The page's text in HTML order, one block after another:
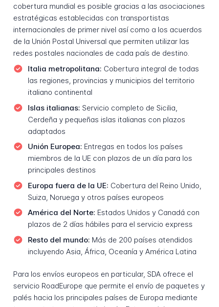
cobertura mundial es posible gracias a las asociaciones
estratégicas establecidas con transportistas
internacionales de primer nivel así como a los acuerdos
de la Unión Postal Universal que permiten utilizar las
redes postales nacionales de cada país de destino.
Italia metropolitana: Cobertura integral de todas
las regiones, provincias y municipios del territorio
italiano continental
Islas italianas: Servicio completo de Sicilia,
Cerdeña y pequeñas islas italianas con plazos
adaptados
Unión Europea: Entregas en todos los países
miembros de la UE con plazos de un día para los
principales destinos
Europa fuera de la UE: Cobertura del Reino Unido,
Suiza, Noruega y otros países europeos
América del Norte: Estados Unidos y Canadá con
plazos de 2 días hábiles para el servicio express
Resto del mundo: Más de 200 países atendidos
incluyendo Asia, África, Oceanía y América Latina
Para los envíos europeos en particular, SDA ofrece el
servicio RoadEurope que permite el envío de paquetes y
palés hacia los principales países de Europa mediante